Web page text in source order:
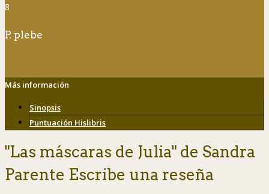
8
P. plebe
Más información
Sinopsis
Puntuación Hislibris
"Las máscaras de Julia" de Sandra
Parente Escribe una reseña